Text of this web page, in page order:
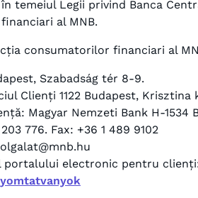
temeiul Legii privind Banca
al MNB.
consumatorilor financiari al
Szabadság tér 8-9.
Clienți 1122 Budapest, Krisztina
Magyar Nemzeti Bank H-1534
776. Fax: +36 1 489 9102
portalului electronic pentru